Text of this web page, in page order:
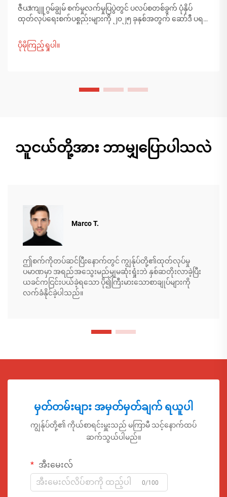
ဇီယাংကျူ ဂွမ်ချွမ် စက်မှုလက်မှုပြပွဲတွင် ပလပ်စတစ်ခွက် ပုံနှိပ်
ထုတ်လုပ်ရေးစက်ပစ္စည်းများကို ၂၀၂၅ ခုနှစ်အတွက် ဆော်ဒီ ပရင့်
ချိတ်ဆက်ပါ။ တရုတ်နိုင်ငံ၏ စွာမြူနိုင်သော ထုတ်လုပ်မှုက ကမ္
ဘာ့ထုပ်ပိုးမှု ပုံစံများကို မည်ကဲ့သို့ပုံဖော်နေသည်ကို ရှာဖွေတွေ့ရှိ
ပိုမိုကြည့်ရှုပါ။
သူငယ်တို့အား ဘာမျှပြောပါသလဲ
Marco T.
ဤစက်ကိုတပ်ဆင်ပြီးနောက်တွင် ကျွန်ုပ်တို့၏ထုတ်လုပ်မှု
ပမာဏမှာ အရည်အသွေးမည်မျှမဆုံးရှုံးဘဲ နှစ်ဆတိုးလာခဲ့ပြီး
ယခင်ကငြင်းပယ်ခဲ့ရသော ပို၍ကြီးမားသောစာချုပ်များကို
လက်ခံနိုင်ခဲ့ပါသည်။
မှတ်တမ်းများ အမှတ်မှတ်ချက် ရယူပါ
ကျွန်ုပ်တို့၏ ကိုယ်စာရင်းမှူးသည် မကြာမီ သင့်နောက်ထပ်
ဆက်သွယ်ပါမည်။
အီးမေးလ်
0/100